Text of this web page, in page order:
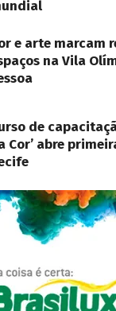
e arte marcam
na Vila
de
Cor’ abre